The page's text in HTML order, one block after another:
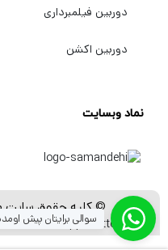
کند. این هنگام
دوربین فیلمبرداری
دوربین اکشن
نماد وبسایت
© کلیه حقوق سایت
[whatsapp_buttons] سوالی برایتان پیش